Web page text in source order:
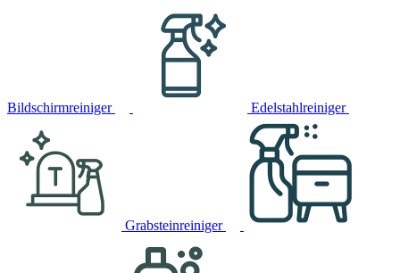
Bildschirmreiniger Edelstahlreiniger
Grabsteinreiniger